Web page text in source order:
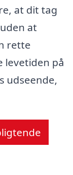
at dit tag
at
rette
på
udseende,